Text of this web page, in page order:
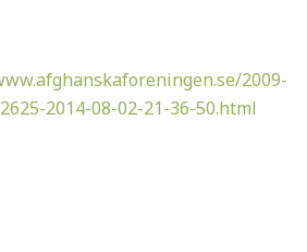
2009-
2014-08-02-21-36-50.html